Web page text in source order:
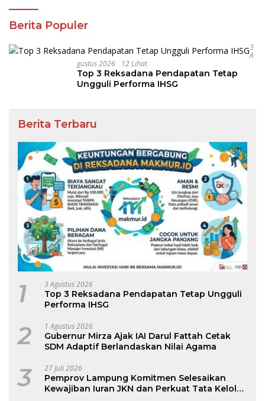
Berita Populer
3
A
Gustus 2026
12 Lihat
Top 3 Reksadana Pendapatan Tetap
Ungguli Performa IHSG
Berita Terbaru
1 3 Agustus 2026
Top 3 Reksadana Pendapatan Tetap Ungguli
Performa IHSG
2 1 Agustus 2026
Gubernur Mirza Ajak IAI Darul Fattah Cetak
SDM Adaptif Berlandaskan Nilai Agama
3 27 Juli 2026
Pemprov Lampung Komitmen Selesaikan
Kewajiban Iuran JKN dan Perkuat Tata Kelola